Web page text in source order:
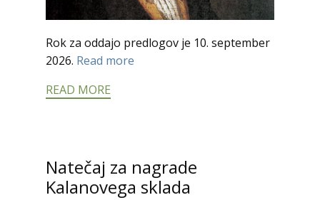
Rok za oddajo predlogov je 10. september
2026. Read more
READ MORE
Natečaj za nagrade
Kalanovega sklada